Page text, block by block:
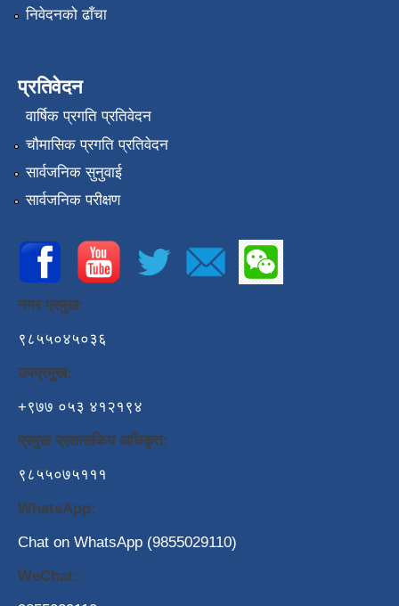
निवेदनको ढाँचा
प्रतिवेदन
वार्षिक प्रगति प्रतिवेदन
चौमासिक प्रगति प्रतिवेदन
सार्वजनिक सुनुवाई
सार्वजनिक परीक्षण
नगर प्रमुख:
९८५५०४५०३६
उपप्रमुख:
+९७७ ०५३ ४१२१९४
प्रमुख प्रशासकिय अधिकृत:
९८५५०७५१११
WhatsApp:
Chat on WhatsApp (9855029110)
WeChat: